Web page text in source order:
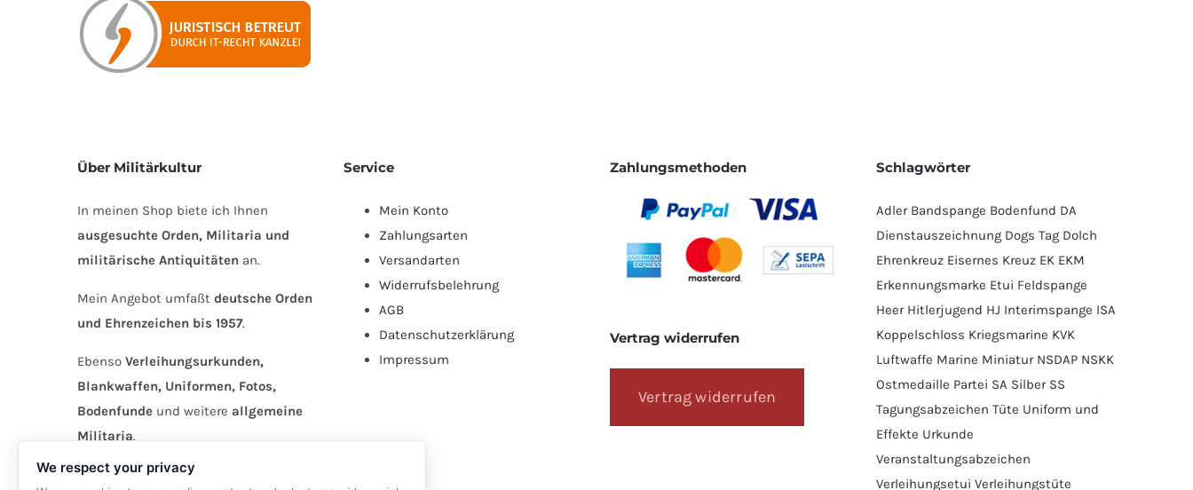
Über Militärkultur
In meinen Shop biete ich Ihnen
ausgesuchte Orden, Militaria und
militärische Antiquitäten an.
Mein Angebot umfaßt deutsche Orden
und Ehrenzeichen bis 1957.
Ebenso Verleihungsurkunden,
Blankwaffen, Uniformen, Fotos,
Bodenfunde und weitere allgemeine
Militaria.
Service
Mein Konto
Zahlungsarten
Versandarten
Widerrufsbelehrung
AGB
Datenschutzerklärung
Impressum
Zahlungsmethoden
Vertrag widerrufen
Vertrag widerrufen
Schlagwörter
Adler Bandspange Bodenfund DA
Dienstauszeichnung Dogs Tag Dolch
Ehrenkreuz Eisernes Kreuz EK EKM
Erkennungsmarke Etui Feldspange
Heer Hitlerjugend HJ Interimspange ISA
Koppelschloss Kriegsmarine KVK
Luftwaffe Marine Miniatur NSDAP NSKK
Ostmedaille Partei SA Silber SS
Tagungsabzeichen Tüte Uniform und
Effekte Urkunde
Veranstaltungsabzeichen
Verleihungsetui Verleihungstüte
We respect your privacy